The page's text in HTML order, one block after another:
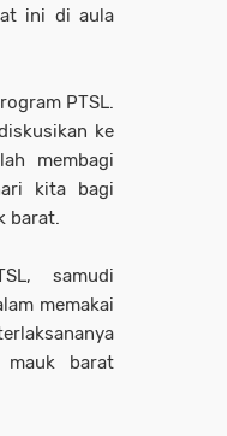
ini di aula
PTSL.
ke
membagi
kita bagi
barat.
samudi
memakai
mauk barat